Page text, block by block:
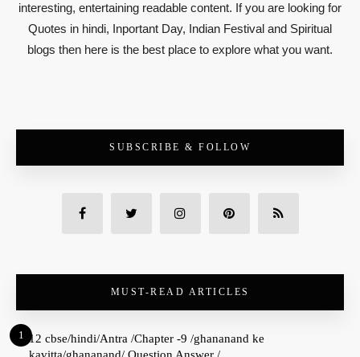
interesting, entertaining readable content. If you are looking for
Quotes in hindi, Inportant Day, Indian Festival and Spiritual
blogs then here is the best place to explore what you want.
SUBSCRIBE & FOLLOW
MUST-READ ARTICLES
1 12 cbse/hindi/Antra /Chapter -9 /ghananand ke